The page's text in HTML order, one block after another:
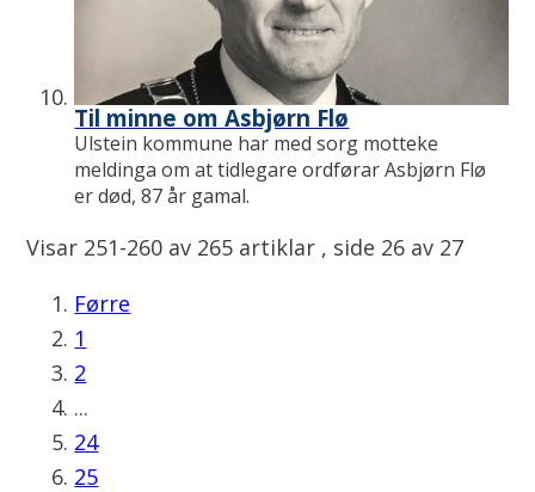
Til minne om Asbjørn Flø
Ulstein kommune har med sorg motteke
meldinga om at tidlegare ordførar Asbjørn Flø
er død, 87 år gamal.
Visar 251-260 av 265 artiklar , side 26 av 27
Førre
1
2
...
24
25